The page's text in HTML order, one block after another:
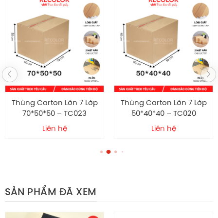
Bề ngoài cũng dễ vệ sinh, không dễ bám bẩn hoặc
thấm nước nếu xử lý chống ẩm.
Cấu tạo bên trong
Lớp giấy sóng là lớp quan trọng nhất giúp gia tăng độ
đàn hồi và giảm xóc. Tùy yêu cầu chịu lực mà có thể
chọn loại sóng khác nhau.
Bên trong thường dùng giấy đảm bảo độ bền và thân
Cấu tạo bên trong cũng giúp thùng có trọng lượng
nhẹ, dễ thao tác khi đóng hàng số lượng lớn mà
Tính ứng dụng thùng carton nắp rời 7 lớp
36*30*20
Thùng Carton Lớn 7 Lớp
70*50*50 – TC023
Liên hệ
Thùng Carton Lớn 7 Lớp
50*40*40 – TC020
Liên hệ
SẢN PHẨM ĐÃ XEM